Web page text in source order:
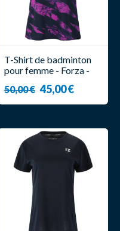
T-Shirt de badminton
pour femme - Forza -
50,00 € 45,00 €